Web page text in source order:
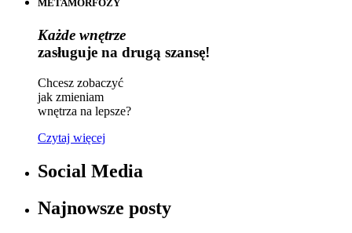
METAMORFOZY
Każde wnętrze
zasługuje na drugą szansę!
Chcesz zobaczyć
jak zmieniam
wnętrza na lepsze?
Czytaj więcej
Social Media
Najnowsze posty